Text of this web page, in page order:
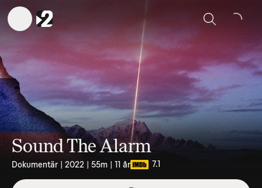
Sök
Sound The Alarm
Dokumentär | 2022 | 55m | 11 år 7.1